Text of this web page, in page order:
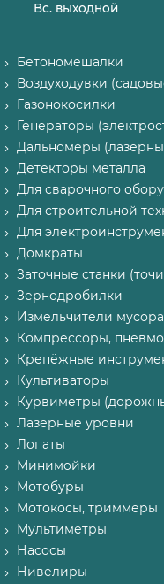
Вс. выходной
Бетономешалки
Воздуходувки
Газонокосилки
Генераторы
Дальномеры
Детекторы металла
Для сварочного
Для строительной
Для
Домкраты
Заточные станки
Зернодробилки
Измельчители
Компрессоры,
Крепёжные
Культиваторы
Курвиметры
Лазерные уровни
Лопаты
Минимойки
Мотобуры
Мотокосы, триммеры
Мультиметры
Насосы
Нивелиры